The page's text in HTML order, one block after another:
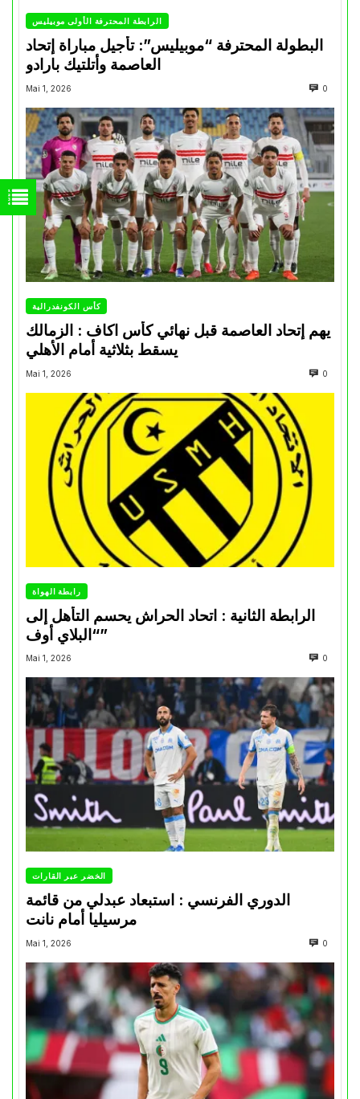
الرابطة المحترفة الأولى موبيليس
البطولة المحترفة “موبيليس”: تأجيل مباراة إتحاد
العاصمة وأتلتيك بارادو
Mai 1, 2026 0
كأس الكونفدرالية
يهم إتحاد العاصمة قبل نهائي كأس اكاف : الزمالك
Mai 1, 2026 0
رابطة الهواة
الرابطة الثانية : اتحاد الحراش يحسم التأهل إلى
“البلاي أوف”
Mai 1, 2026 0
الخضر عبر القارات
الدوري الفرنسي : استبعاد عبدلي من قائمة
مرسيليا أمام نانت
Mai 1, 2026 0